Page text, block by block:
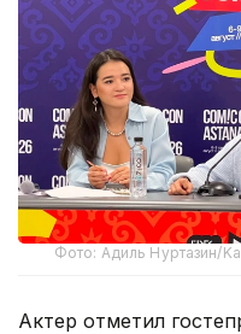
Фото: Адиль Нуртазин/
Актер отметил